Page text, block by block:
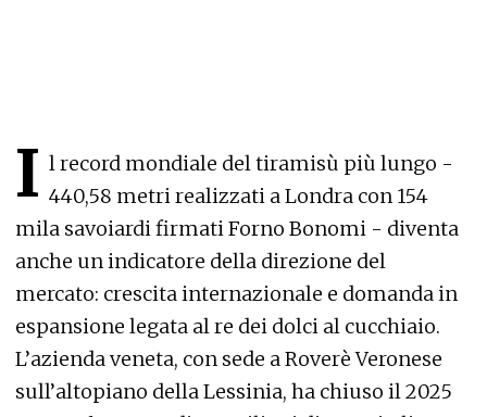
I l record mondiale del tiramisù più lungo -
440,58 metri realizzati a Londra con 154
mila savoiardi firmati Forno Bonomi - diventa
anche un indicatore della direzione del
mercato: crescita internazionale e domanda in
espansione legata al re dei dolci al cucchiaio.
L’azienda veneta, con sede a Roverè Veronese
sull’altopiano della Lessinia, ha chiuso il 2025